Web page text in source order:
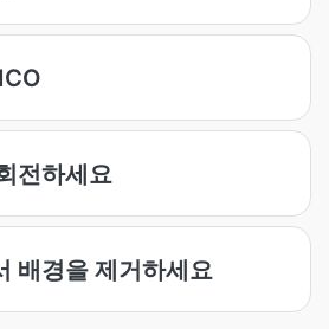
전하세요
배경을 제거하세요